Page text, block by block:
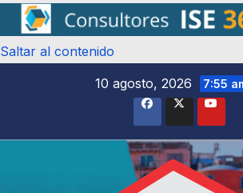
Saltar al contenido
10 agosto, 2026
7:55